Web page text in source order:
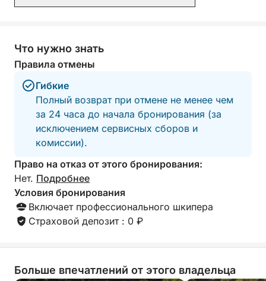
Что нужно знать
Правила отмены
Гибкие
Полный возврат при отмене не менее чем
за 24 часа до начала бронирования (за
исключением сервисных сборов и
комиссии).
Право на отказ от этого бронирования:
Нет. Подробнее
Условия бронирования
Включает профессионального шкипера
Страховой депозит : 0 ₽
Больше впечатлений от этого владельца